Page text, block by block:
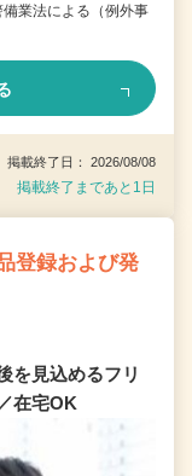
業法による（例外事
載終了日： 2026/08/08
掲載終了まであと1日
登録および発
を見込めるフリ
在宅OK